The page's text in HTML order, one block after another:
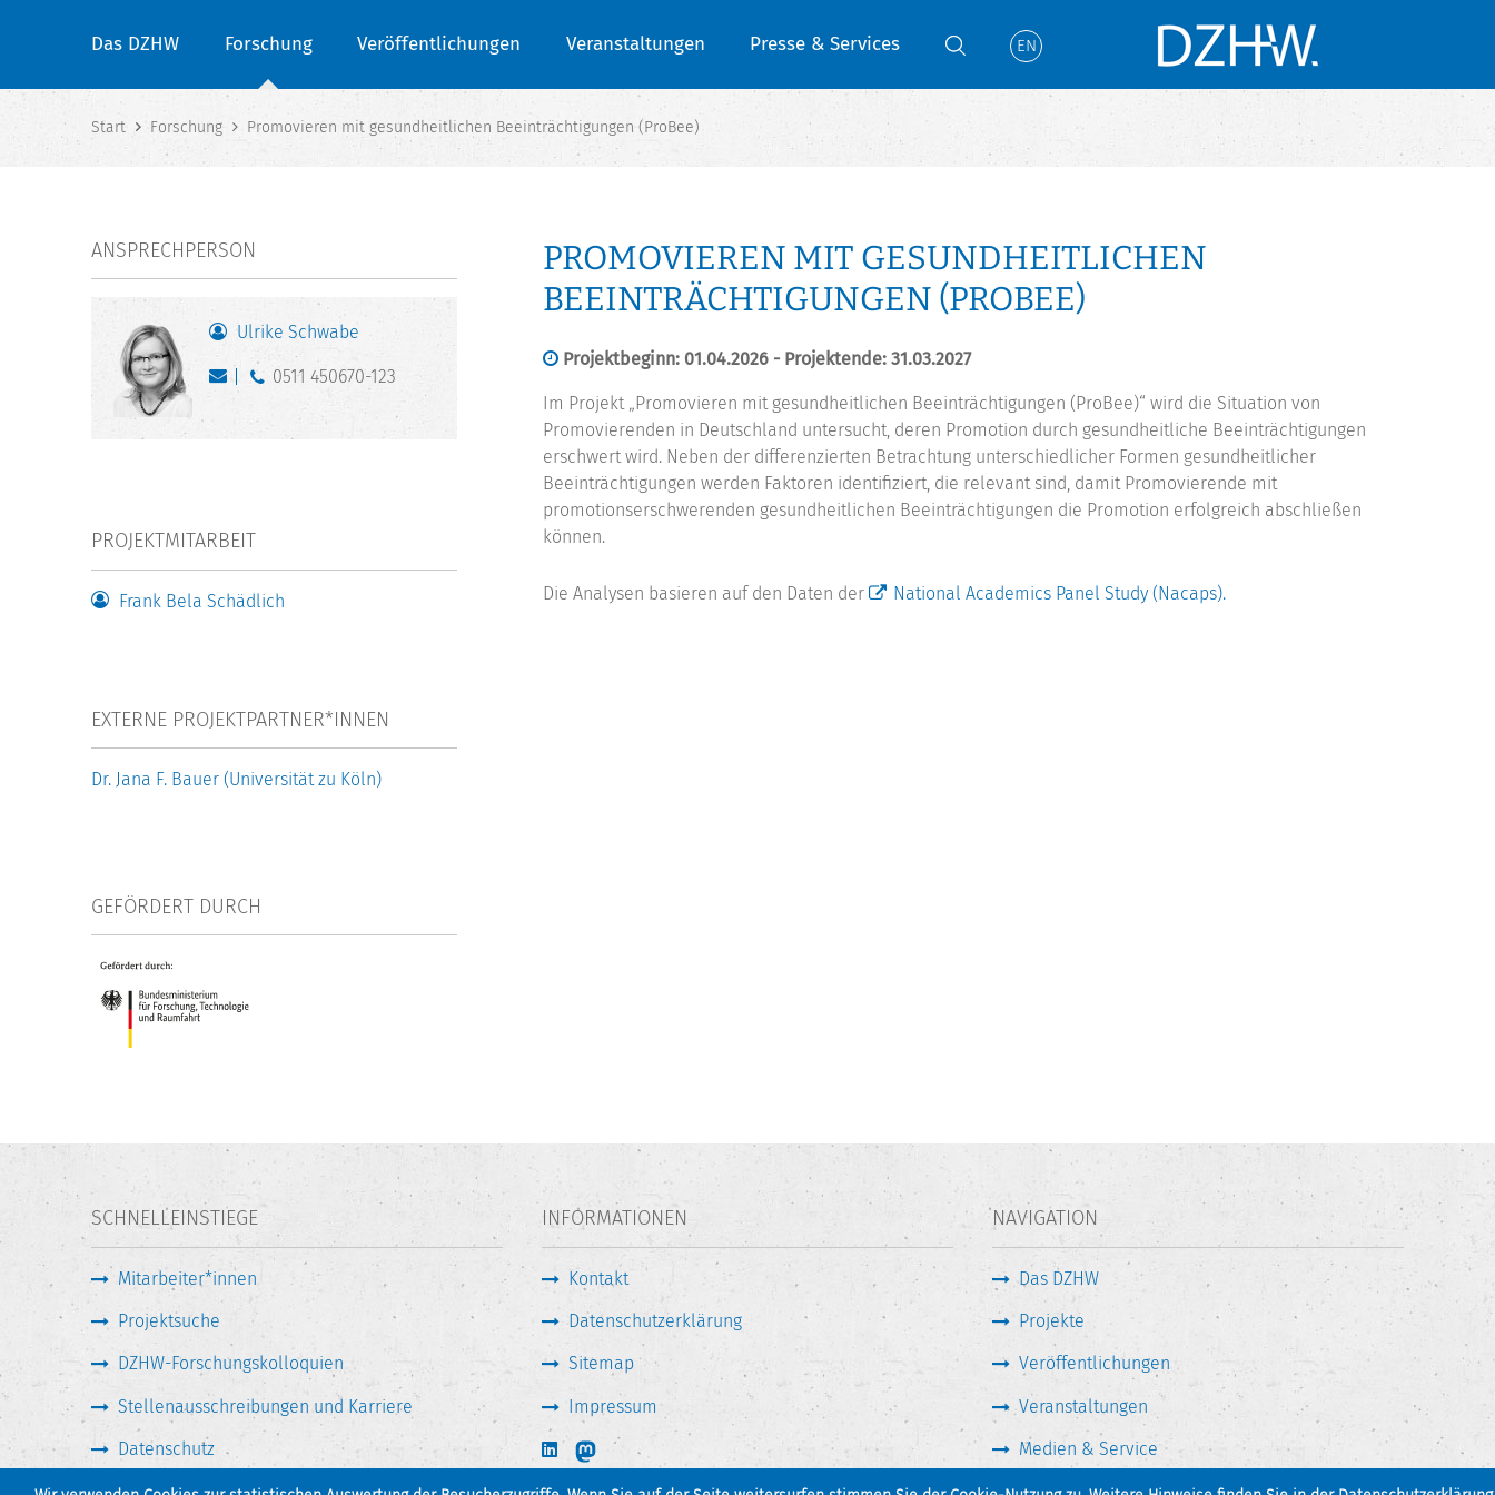
Das DZHW Forschung Veröffentlichungen Veranstaltungen Presse & Services EN
Start Forschung Promovieren mit gesundheitlichen Beeinträchtigungen (ProBee)
PROMOVIEREN MIT GESUNDHEITLICHEN
BEEINTRÄCHTIGUNGEN (PROBEE)
Projektbeginn: 01.04.2026 - Projektende: 31.03.2027
Im Projekt „Promovieren mit gesundheitlichen Beeinträchtigungen (ProBee)“ wird die Situation von
Promovierenden in Deutschland untersucht, deren Promotion durch gesundheitliche Beeinträchtigungen
erschwert wird. Neben der differenzierten Betrachtung unterschiedlicher Formen gesundheitlicher
Beeinträchtigungen werden Faktoren identifiziert, die relevant sind, damit Promovierende mit
promotionserschwerenden gesundheitlichen Beeinträchtigungen die Promotion erfolgreich abschließen
können.
Die Analysen basieren auf den Daten der National Academics Panel Study (Nacaps).
ANSPRECHPERSON
Ulrike Schwabe
0511 450670-123
PROJEKTMITARBEIT
Frank Bela Schädlich
EXTERNE PROJEKTPARTNER*INNEN
Dr. Jana F. Bauer (Universität zu Köln)
GEFÖRDERT DURCH
SCHNELLEINSTIEGE
Mitarbeiter*innen
Projektsuche
DZHW-Forschungskolloquien
Stellenausschreibungen und Karriere
Datenschutz
INFORMATIONEN
Kontakt
Datenschutzerklärung
Sitemap
Impressum
NAVIGATION
Das DZHW
Projekte
Veröffentlichungen
Veranstaltungen
Medien & Service